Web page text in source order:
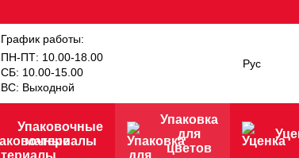
График работы:
ПН-ПТ: 10.00-18.00
СБ: 10.00-15.00
ВС: Выходной
Рус
Упаковочные
материалы
Упаковка
для
цветов